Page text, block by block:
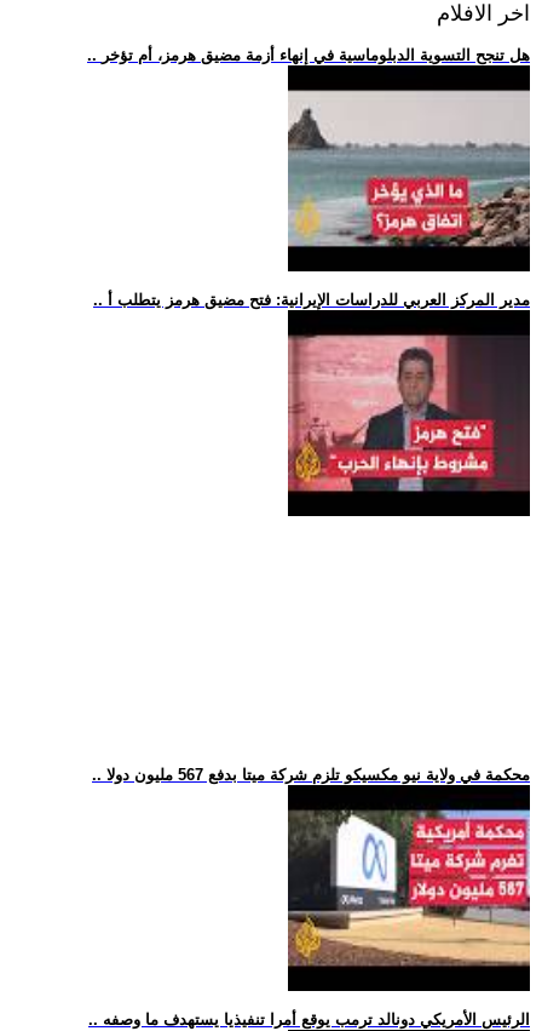
اخر الافلام
.. هل تنجح التسوية الدبلوماسية في إنهاء أزمة مضيق هرمز، أم تؤخر
.. مدير المركز العربي للدراسات الإيرانية: فتح مضيق هرمز يتطلب أ
.. محكمة في ولاية نيو مكسيكو تلزم شركة ميتا بدفع 567 مليون دولا
.. الرئيس الأمريكي دونالد ترمب يوقع أمرا تنفيذيا يستهدف ما وصفه